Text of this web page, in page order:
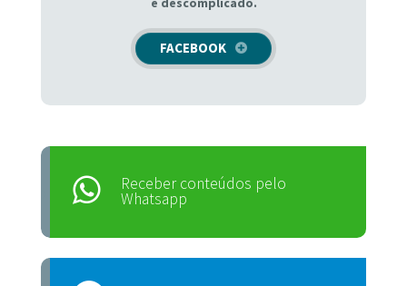
FACEBOOK
Receber conteúdos pelo
Whatsapp